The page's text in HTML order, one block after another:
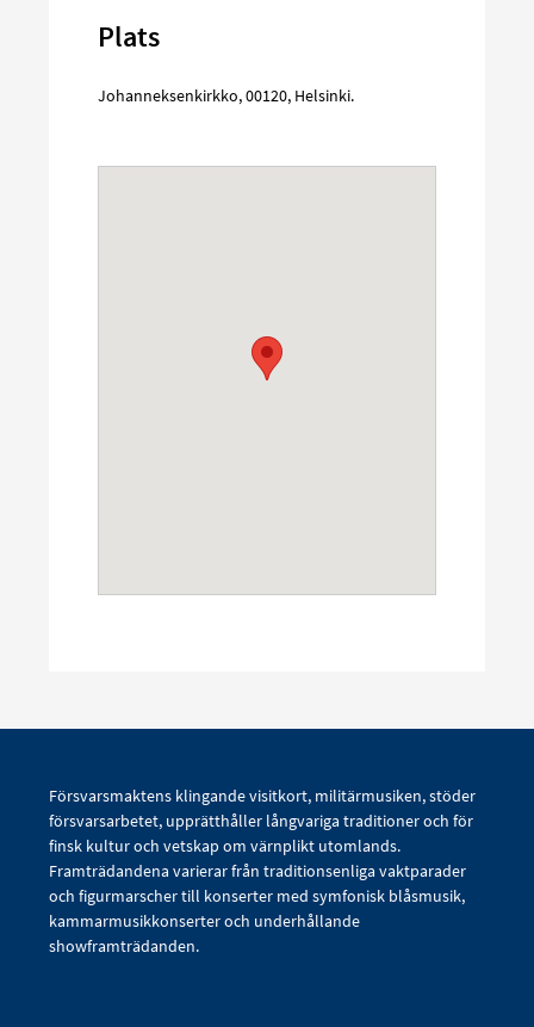
Plats
Johanneksenkirkko,00120, Helsinki.
Försvarsmaktens klingande visitkort, militärmusiken, stöder
försvarsarbetet, upprätthåller långvariga traditioner och för
finsk kultur och vetskap om värnplikt utomlands.
Framträdandena varierar från traditionsenliga vaktparader
och figurmarscher till konserter med symfonisk blåsmusik,
kammarmusikkonserter och underhållande
showframträdanden.